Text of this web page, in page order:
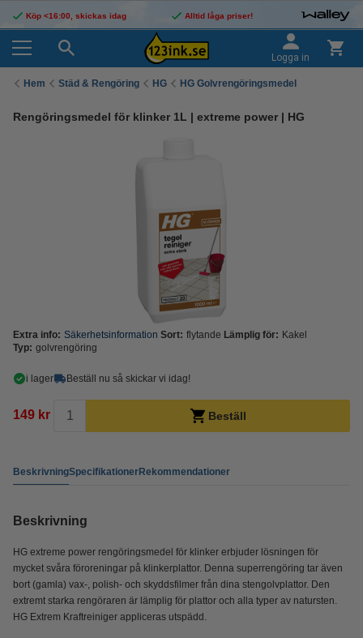
Köp <16:00, skickas idag Alltid låga priser!
Logga in
Hem Städ & Rengöring HG HG Golvrengöringsmedel
Rengöringsmedel för klinker 1L | extreme power | HG
Extra info: Säkerhetsinformation Sort: flytande Lämplig för: Kakel
Typ: golvrengöring
i lager Beställ nu så skickar vi idag!
149 kr Beställ
BeskrivningSpecifikationerRekommendationer
Beskrivning
HG extreme power rengöringsmedel för klinker erbjuder lösningen för
mycket svåra föroreningar på klinkerplattor. Denna superrengöring tar även
bort (gamla) vax-, polish- och skyddsfilmer från dina stengolvplattor. Den
extremt starka rengöraren är lämplig för plattor och alla typer av natursten.
HG Extrem Kraftreiniger appliceras utspädd.